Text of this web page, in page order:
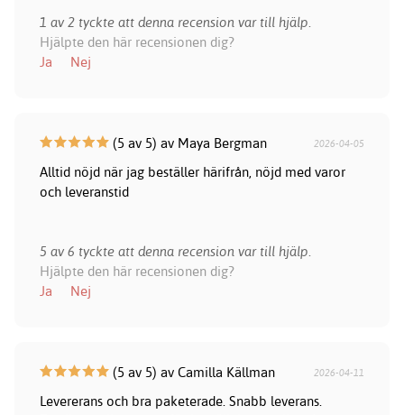
1 av 2 tyckte att denna recension var till hjälp.
Hjälpte den här recensionen dig?
Ja
Nej
(5 av 5) av Maya Bergman 2026-04-05
Alltid nöjd när jag beställer härifrån, nöjd med varor
och leveranstid
5 av 6 tyckte att denna recension var till hjälp.
Hjälpte den här recensionen dig?
Ja
Nej
(5 av 5) av Camilla Källman 2026-04-11
Levererans och bra paketerade. Snabb leverans.